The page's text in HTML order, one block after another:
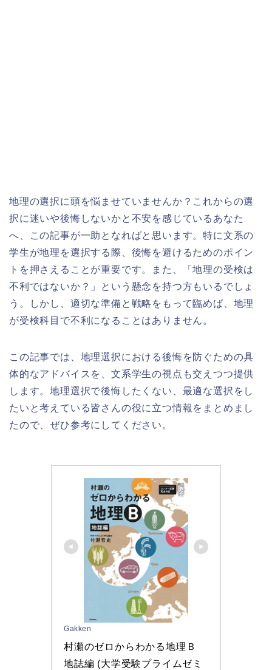
地理の選択に頭を悩ませていませんか？これからの選
択に迷いや後悔しないかと不安を感じているあなた
へ、この記事が一助となればと思います。特に文系の
学生が地理を選択する際、後悔を避けるためのポイン
トを押さえることが重要です。また、「地理の受検は
不利ではないか？」という懸念を持つ方もいるでしょ
う。しかし、適切な準備と戦略をもって臨めば、地理
が受検科目で不利になることはありません。
この記事では、地理選択における後悔を防ぐための具
体的なアドバイスを、文系学生の視点も交えつつ提供
します。地理選択で後悔したくない、最適な選択をし
たいと考えている皆さんの役に立つ情報をまとめまし
たので、ぜひ参考にしてください。
Gakken
村瀬のゼロからわかる地理Ｂ
地誌編 (大学受験プライムゼミ